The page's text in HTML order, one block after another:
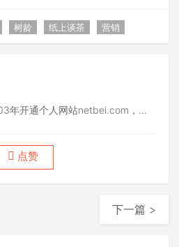
树龄 纸上谈茶 营销
年开通个人网站netbei.com，
木品牌普洱茶，2015年做众筹茶
后月古茶，2018年底联合筹建德
点赞
下一篇 >